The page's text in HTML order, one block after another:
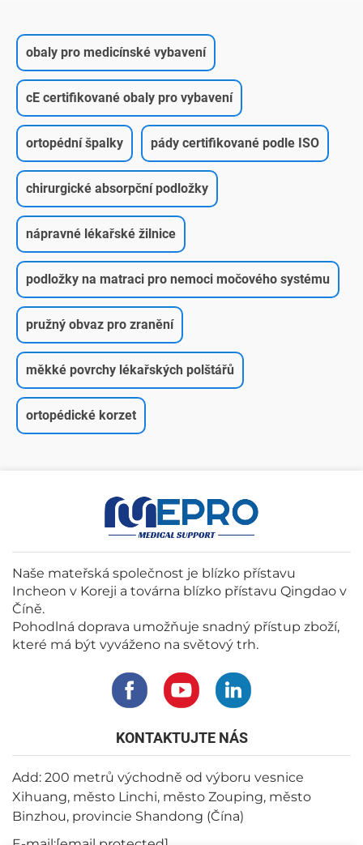
obaly pro medicínské vybavení
cE certifikované obaly pro vybavení
ortopédní špalky pády certifikované podle ISO
chirurgické absorpční podložky
nápravné lékařské žilnice
podložky na matraci pro nemoci močového systému
pružný obvaz pro zranění
měkké povrchy lékařských polštářů
ortopédické korzet
Naše mateřská společnost je blízko přístavu
Incheon v Koreji a továrna blízko přístavu Qingdao v
Číně.
Pohodlná doprava umožňuje snadný přístup zboží,
které má být vyváženo na světový trh.
KONTAKTUJTE NÁS
Add: 200 metrů východně od výboru vesnice
Xihuang, město Linchi, město Zouping, město
Binzhou, provincie Shandong (Čína)